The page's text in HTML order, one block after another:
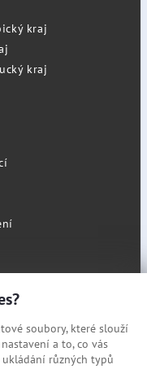
kraj
kraj
soubory, které slouží
a to, co vás
různých typů